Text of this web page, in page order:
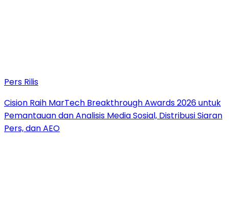
Pers Rilis
Cision Raih MarTech Breakthrough Awards 2026 untuk
Pemantauan dan Analisis Media Sosial, Distribusi Siaran
Pers, dan AEO